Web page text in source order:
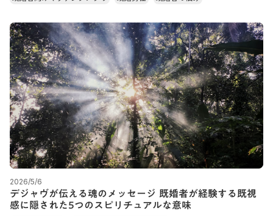
2026/5/6
デジャヴが伝える魂のメッセージ 既婚者が経験する既視
感に隠された5つのスピリチュアルな意味